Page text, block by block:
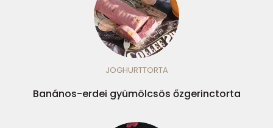
JOGHURTTORTA
Banános-erdei gyümölcsös őzgerinctorta